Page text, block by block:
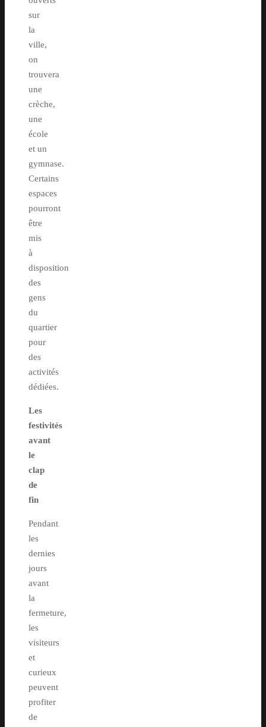
sur
la
ville,
on
trouvera
une
crèche,
une
école
et un
gymnase.
Certains
espaces
pourront
être
mis
à
disposition
des
gens
du
quartier
pour
des
activités
dédiées.
Les
festivités
avant
le
clap
de
fin
Pendant
les
dernies
jours
avant
la
fermeture,
les
visiteurs
et
curieux
peuvent
profiter
de